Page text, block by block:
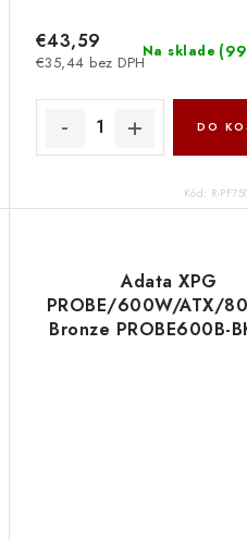
Na sklade (
€35,44 bez DPH
€43,59
DO
Kód: R-
Adata XPG
PROBE/600W/ATX/
Bronze PROBE600B-